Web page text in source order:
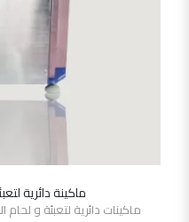
ماكينة دائرية
ماكينات دائرية لتعبئة و